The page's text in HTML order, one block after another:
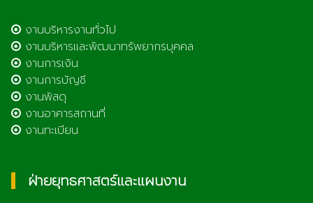
งานบริหารงานทั่วไป
งานบริหารและพัฒนาทรัพยากรบุคคล
งานการเงิน
งานการบัญชี
งานพัสดุ
งานอาคารสถานที่
งานทะเบียน
ฝ่ายยุทธศาสตร์และแผนงาน